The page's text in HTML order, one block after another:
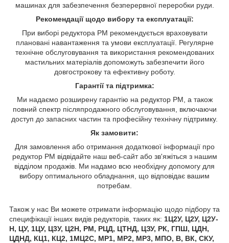
машинах для забезпечення безперервної переробки руди.
Рекомендації щодо вибору та експлуатації:
При виборі редуктора РМ рекомендується враховувати
плановані навантаження та умови експлуатації. Регулярне
технічне обслуговування та використання рекомендованих
мастильних матеріалів допоможуть забезпечити його
довгострокову та ефективну роботу.
Гарантії та підтримка:
Ми надаємо розширену гарантію на редуктор РМ, а також
повний спектр післяпродажного обслуговування, включаючи
доступ до запасних частин та професійну технічну підтримку.
Як замовити:
Для замовлення або отримання додаткової інформації про
редуктор РМ відвідайте наш веб-сайт або зв'яжіться з нашим
відділом продажів. Ми надамо всю необхідну допомогу для
вибору оптимального обладнання, що відповідає вашим
потребам.
Також у нас Ви можете отримати інформацію щодо підбору та
специфікації інших видів редукторів, таких як: 1Ц2У, Ц2У, Ц2У-
Н, ЦУ, 1ЦУ, Ц3У, Ц2Н, РМ, РЦД, ЦТНД, ЦЗУ, РК, ГПШ, ЦДН,
ЦДНД, КЦ1, КЦ2, 1МЦ2С, МР1, МР2, МР3, МПО, В, ВК, СКУ,